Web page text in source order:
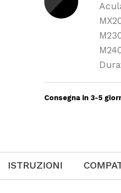
Consegna in 3-5
ISTRUZIONI